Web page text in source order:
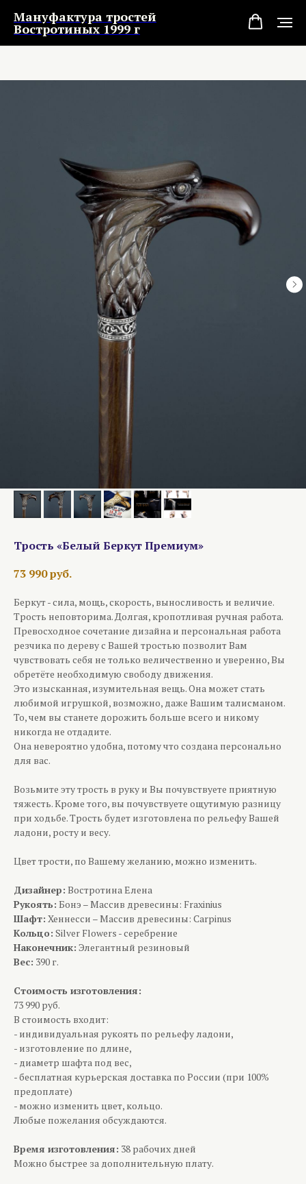
Мануфактура тростей
Востротиных 1999 г
Трость «Белый Беркут Премиум»
73 990руб.
Беркут - сила, мощь, скорость, выносливость и величие.
Трость неповторима. Долгая, кропотливая ручная работа.
Превосходное сочетание дизайна и персональная работа
резчика по дереву с Вашей тростью позволит Вам
чувствовать себя не только величественно и уверенно, Вы
обретёте необходимую свободу движения.
Это изысканная, изумительная вещь. Она может стать
любимой игрушкой, возможно, даже Вашим талисманом.
То, чем вы станете дорожить больше всего и никому
никогда не отдадите.
Она невероятно удобна, потому что создана персонально
для вас.
Возьмите эту трость в руку и Вы почувствуете приятную
тяжесть. Кроме того, вы почувствуете ощутимую разницу
при ходьбе. Трость будет изготовлена по рельефу Вашей
ладони, росту и весу.
Цвет трости, по Вашему желанию, можно изменить.
Дизайнер: Востротина Елена
Рукоять: Бонэ – Массив древесины: Fraxinius
Шафт: Хеннесси – Массив древесины: Carpinus
Кольцо: Silver Flowers - серебрение
Наконечник: Элегантный резиновый
Вес: 390 г.
Стоимость изготовления:
73 990 руб.
В стоимость входит:
- индивидуальная рукоять по рельефу ладони,
- изготовление по длине,
- диаметр шафта под вес,
- бесплатная курьерская доставка по России (при 100%
предоплате)
- можно изменить цвет, кольцо.
Любые пожелания обсуждаются.
Время изготовления: 38 рабочих дней
Можно быстрее за дополнительную плату.